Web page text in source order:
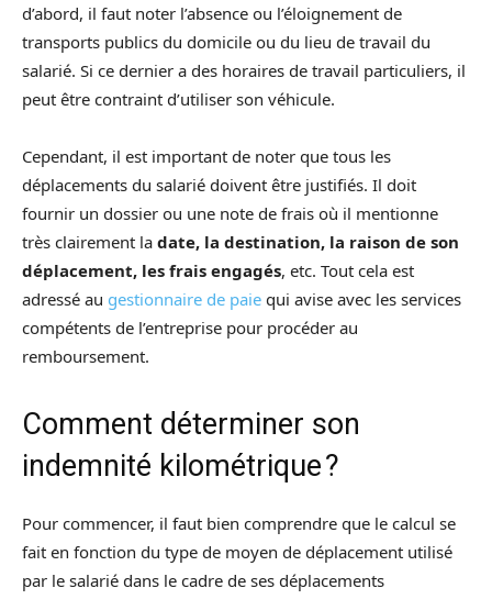
d’abord, il faut noter l’absence ou l’éloignement de
transports publics du domicile ou du lieu de travail du
salarié. Si ce dernier a des horaires de travail particuliers, il
peut être contraint d’utiliser son véhicule.
Cependant, il est important de noter que tous les
déplacements du salarié doivent être justifiés. Il doit
fournir un dossier ou une note de frais où il mentionne
très clairement la date, la destination, la raison de son
déplacement, les frais engagés, etc. Tout cela est
adressé au gestionnaire de paie qui avise avec les services
compétents de l’entreprise pour procéder au
remboursement.
Comment déterminer son
indemnité kilométrique ?
Pour commencer, il faut bien comprendre que le calcul se
fait en fonction du type de moyen de déplacement utilisé
par le salarié dans le cadre de ses déplacements